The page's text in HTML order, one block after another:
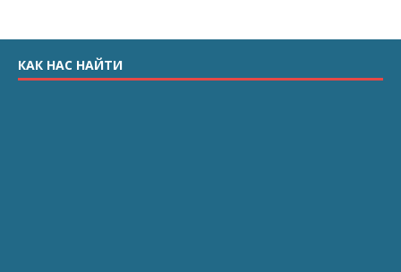
КАК НАС НАЙТИ